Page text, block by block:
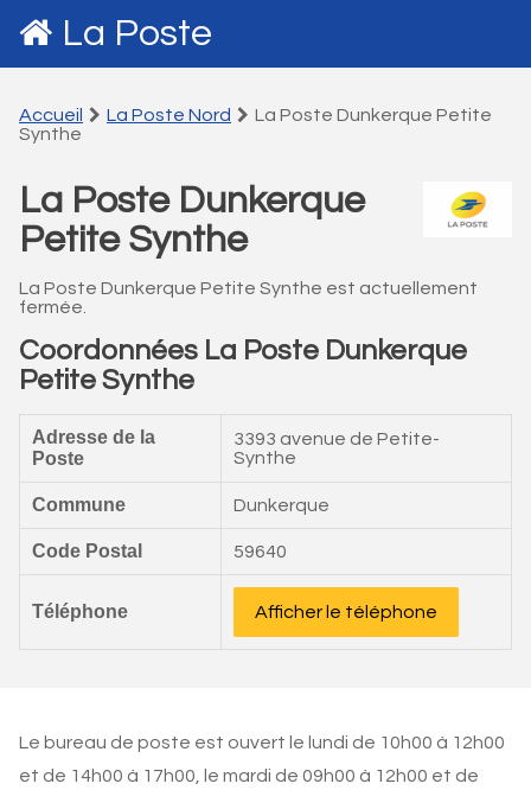
La Poste
Accueil La Poste Nord
La Poste Dunkerque Petite
Synthe
La Poste Dunkerque
Petite Synthe
La Poste Dunkerque Petite Synthe est actuellement
fermée.
Coordonnées La Poste Dunkerque
Petite Synthe
Adresse de la
Poste
3393 avenue de Petite-
Synthe
Commune Dunkerque
Code Postal 59640
Téléphone Afficher le téléphone
Le bureau de poste est ouvert le lundi de 10h00 à 12h00
et de 14h00 à 17h00, le mardi de 09h00 à 12h00 et de